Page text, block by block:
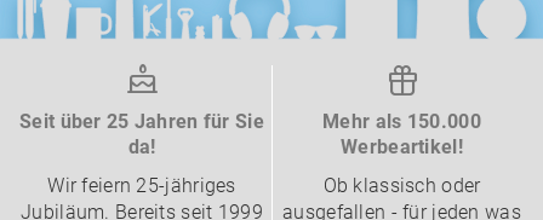
Seit über 25 Jahren für Sie
da!
Wir feiern 25-jähriges
Jubiläum. Bereits seit 1999
Mehr als 150.000
Werbeartikel!
Ob klassisch oder
ausgefallen - für jeden was